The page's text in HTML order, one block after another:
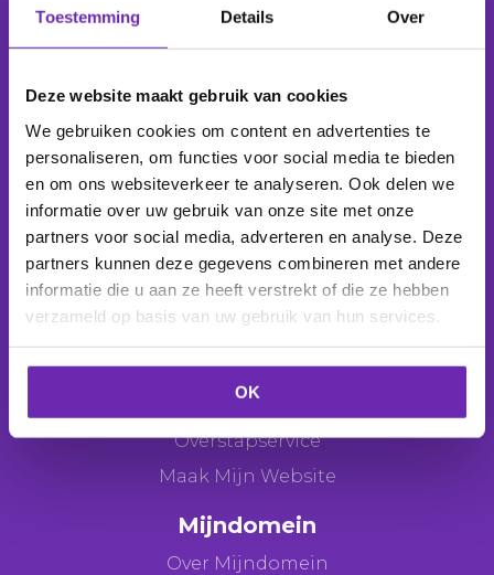
Toestemming Details Over
Deze website maakt gebruik van cookies
We gebruiken cookies om content en advertenties te
personaliseren, om functies voor social media te bieden
en om ons websiteverkeer te analyseren. Ook delen we
informatie over uw gebruik van onze site met onze
partners voor social media, adverteren en analyse. Deze
partners kunnen deze gegevens combineren met andere
informatie die u aan ze heeft verstrekt of die ze hebben
verzameld op basis van uw gebruik van hun services.
OK
Wij beheren1.039.150 domeinnamen voor277.850
klanten.
Producten
Domeinnaam
E-mail
Webhosting
Webshop
Overstapservice
Maak Mijn Website
Mijndomein
Over Mijndomein